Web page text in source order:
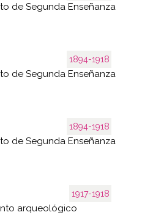
de Segunda Enseñanza
1894-1918
de Segunda Enseñanza
1894-1918
de Segunda Enseñanza
1917-1918
arqueológico